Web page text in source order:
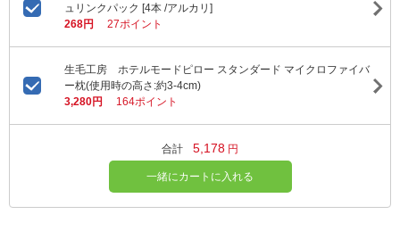
ュリンクパック [4本 /アルカリ]
268円
27ポイント
生毛工房 ホテルモードピロー スタンダード マイクロファイバ
ー枕(使用時の高さ:約3-4cm)
3,280円
164ポイント
合計 5,178 円
一緒にカートに入れる